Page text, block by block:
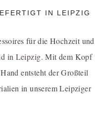
IN LEIPZIG
für die Hochzeit und
in Leipzig. Mit dem Kopf
entsteht der Großteil
in unserem Leipziger